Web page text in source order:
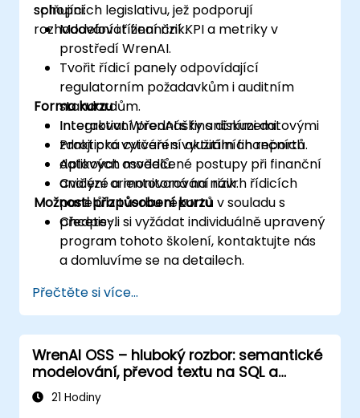
splňujících legislativu, jež podporují
rozhodování i řízení rizik.
schopni:
Modelovat finanční KPI a metriky v
prostředí WrenAI.
Tvořit řídicí panely odpovídající
regulatorním požadavkům i auditním
standardům.
Integrovat WrenAI s finančními datovými
zdroji pro vytváření aktuálních reportů.
Aplikovat osvědčené postupy při finanční
analýze a monitorování rizik.
Forma kurzu
Interaktivní přednášky s diskuzemi.
Praktická cvičení s využitím finančních
datových modelů.
Cvičení orientovaná na návrh řídicích
panelů a tvorbu reportů v souladu s
předpisy.
Možnosti přizpůsobení kurzu
Chcete-li si vyžádat individuálně upravený
program tohoto školení, kontaktujte nás
a domluvíme se na detailech.
Přečtěte si více...
WrenAI OSS – hluboký rozbor: semantické
modelování, převod textu na SQL a
ochranná opatření
21 Hodiny